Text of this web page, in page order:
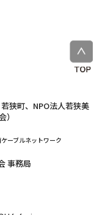
狭町、NPO法人若狭美
）
ーブルネットワーク
事務局